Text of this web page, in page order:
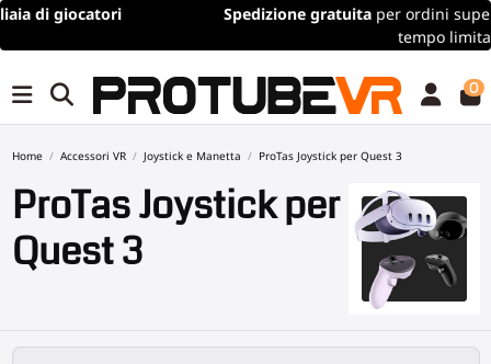
Spedizione gratuita
per ordini superiori a 100€/115$ (offerta a
0
Home Accessori VR Joystick e Manetta ProTas Joystick per Quest 3
ProTas Joystick per
Quest 3